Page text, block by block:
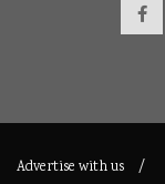
Advertise with us